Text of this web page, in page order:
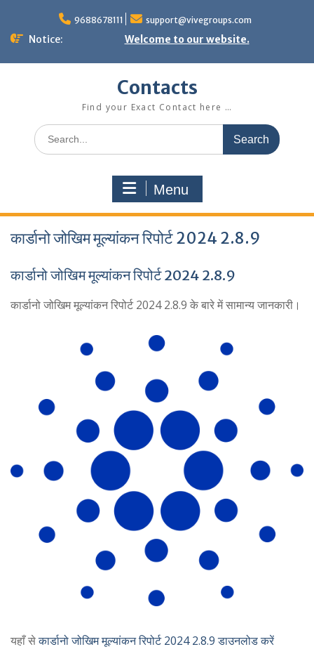
content
9688678111 support@vivegroups.com
Notice: Welcome to our website.
Contacts
Find your Exact Contact here …
Search
for:
Menu
कार्डानो जोखिम मूल्यांकन रिपोर्ट 2024 2.8.9
कार्डानो जोखिम मूल्यांकन रिपोर्ट 2024 2.8.9
कार्डानो जोखिम मूल्यांकन रिपोर्ट 2024 2.8.9 के बारे में सामान्य जानकारी।
यहाँ सेकार्डानो जोखिम मूल्यांकन रिपोर्ट 2024 2.8.9 डाउनलोड करें